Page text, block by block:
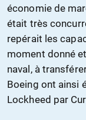
économie de
était très
repérait les
moment donné
naval, à
Boeing ont ainsi
Lockheed par